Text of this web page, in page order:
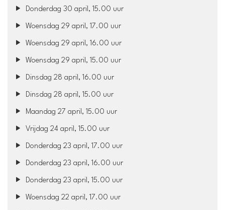
Donderdag 30 april, 15.00 uur
Woensdag 29 april, 17.00 uur
Woensdag 29 april, 16.00 uur
Woensdag 29 april, 15.00 uur
Dinsdag 28 april, 16.00 uur
Dinsdag 28 april, 15.00 uur
Maandag 27 april, 15.00 uur
Vrijdag 24 april, 15.00 uur
Donderdag 23 april, 17.00 uur
Donderdag 23 april, 16.00 uur
Donderdag 23 april, 15.00 uur
Woensdag 22 april, 17.00 uur